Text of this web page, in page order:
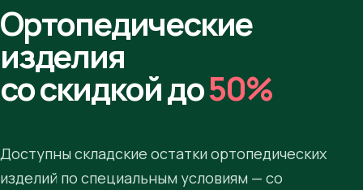
Ортопедические
изделия
со скидкой до50%
Доступны складские остатки ортопедических
изделий по специальным условиям — со